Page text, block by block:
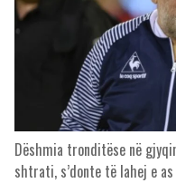
Dëshmia tronditëse në
shtrati, s’donte të lahej e